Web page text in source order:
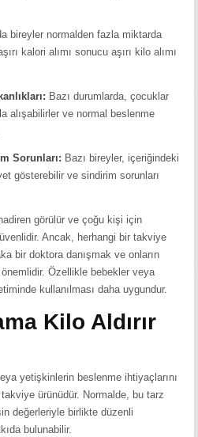
bireyler normalden fazla miktarda
kalori alımı sonucu aşırı kilo alımı
Bazı durumlarda, çocuklar
alışabilirler ve normal beslenme
Sorunları: Bazı bireyler, içeriğindeki
gösterebilir ve sindirim sorunları
görülür ve çoğu kişi için
Ancak, herhangi bir takviye
bir doktora danışmak ve onların
Özellikle bebekler veya
kullanılması daha uygundur.
Kilo Aldırır
yetişkinlerin beslenme ihtiyaçlarını
ürünüdür. Normalde, bu tarz
değerleriyle birlikte düzenli
bulunabilir.